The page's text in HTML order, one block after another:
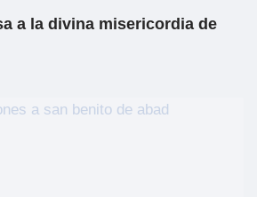
a la divina misericordia de